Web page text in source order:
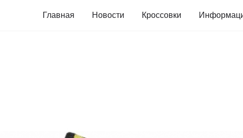
Главная Новости Кроссовки